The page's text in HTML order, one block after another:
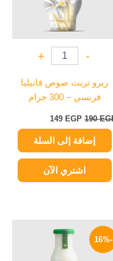
-
+
زيرو تريت صوص فانيليا
فرنسي – 300 جرام
190
149 EGP
إضافة إلى السلة
اشتري الآن
-16%
الأصلي